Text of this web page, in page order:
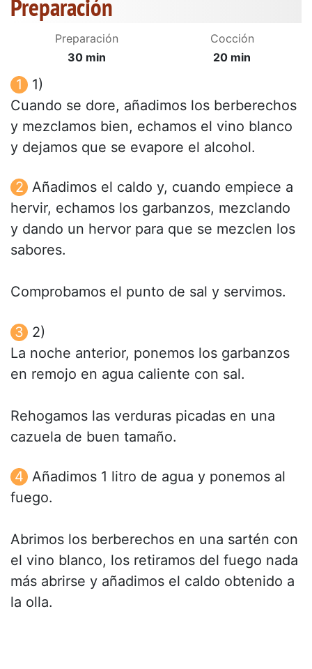
Preparación
Preparación
30 min
Cocción
20 min
1)
Cuando se dore, añadimos los berberechos
y mezclamos bien, echamos el vino blanco
y dejamos que se evapore el alcohol.
Añadimos el caldo y, cuando empiece a
hervir, echamos los garbanzos, mezclando
y dando un hervor para que se mezclen los
sabores.
Comprobamos el punto de sal y servimos.
2)
La noche anterior, ponemos los garbanzos
en remojo en agua caliente con sal.
Rehogamos las verduras picadas en una
cazuela de buen tamaño.
Añadimos 1 litro de agua y ponemos al
fuego.
Abrimos los berberechos en una sartén con
el vino blanco, los retiramos del fuego nada
más abrirse y añadimos el caldo obtenido a
la olla.